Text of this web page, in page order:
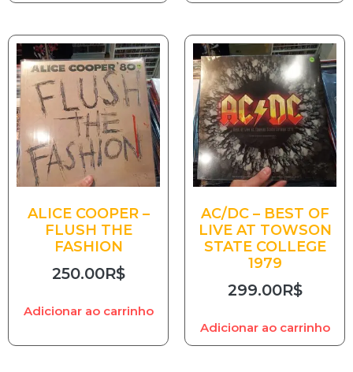
ALICE COOPER –
FLUSH THE
FASHION
250.00R$
Adicionar ao carrinho
AC/DC – BEST OF
LIVE AT TOWSON
STATE COLLEGE
1979
299.00R$
Adicionar ao carrinho